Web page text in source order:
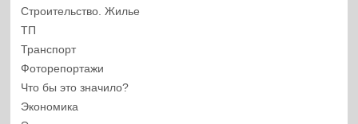
Строительство. Жилье
ТП
Транспорт
Фоторепортажи
Что бы это значило?
Экономика